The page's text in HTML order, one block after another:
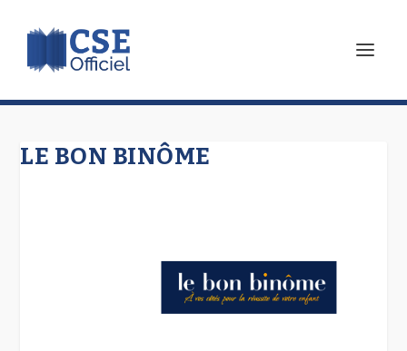
LE BON BINÔME